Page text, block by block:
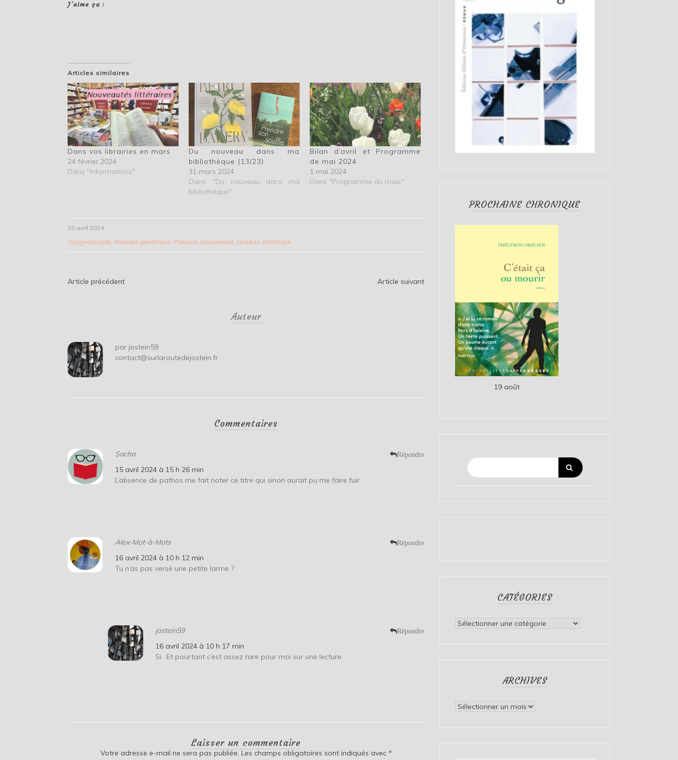
J’aime ça :
Articles similaires
Dans vos librairies en mars
24 février 2024
Dans "Informations"
Du nouveau dans ma
bibliothèque (13/23)
31 mars 2024
Dans "Du nouveau dans ma
bibliothèque"
Bilan d’avril et Programme
de mai 2024
1 mai 2024
Dans "Programme du mois"
15 avril 2024
Taggedcouple, Maladie génétique, Passion amoureuse, Quebec Amérique
Navigation
Article précédent Article suivant
Auteur
par jostein59
contact@surlaroutedejostein.fr
Commentaires
Sacha Répondre
15 avril 2024 à 15 h 26 min
L’absence de pathos me fait noter ce titre qui sinon aurait pu me faire fuir.
Alex-Mot-à-Mots Répondre
16 avril 2024 à 10 h 12 min
Tu n’as pas versé une petite larme ?
jostein59 Répondre
16 avril 2024 à 10 h 17 min
Si
Et pourtant c’est assez rare pour moi sur une lecture
Laisser un commentaire
Votre adresse e-mail ne sera pas publiée. Les champs obligatoires sont indiqués avec *
PROCHAINE CHRONIQUE
19 août
CATÉGORIES
Catégories
ARCHIVES
Archives